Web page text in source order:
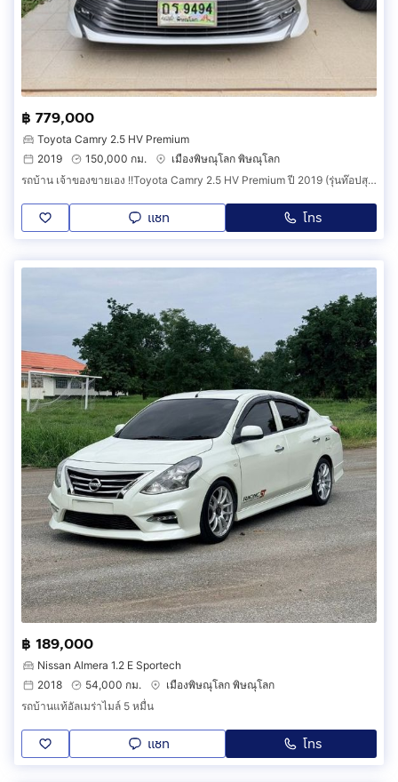
฿ 779,000
Toyota Camry 2.5 HV Premium
2019
150,000 กม.
เมืองพิษณุโลก พิษณุโลก
รถบ้าน เจ้าของขายเอง !!Toyota Camry 2.5 HV Premium ปี 2019 (รุ่นท๊อปสุดของรุ่น) สี Platinum White Pearl ✨ 779,000.- **ราคาไม่รวมป้ายทะเบียน**
แชท โทร
฿ 189,000
Nissan Almera 1.2 E Sportech
2018
54,000 กม.
เมืองพิษณุโลก พิษณุโลก
รถบ้านแท้อัลเมร่าไมล์ 5 หมื่น
แชท โทร